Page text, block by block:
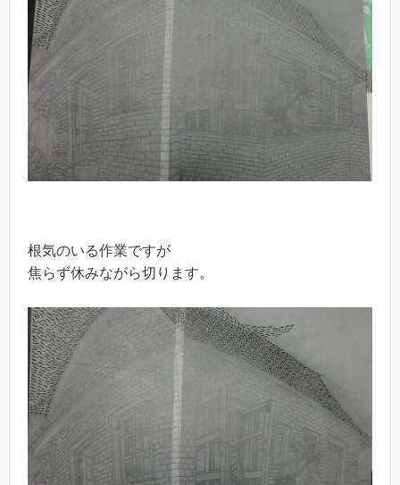
根気のいる作業ですが
焦らず休みながら切ります。